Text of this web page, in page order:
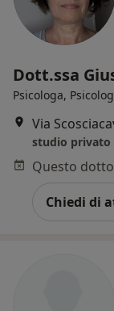
Dott.ssa
Psicologa,
Via
studio privato
Chiedi di